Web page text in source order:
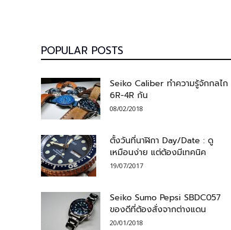
POPULAR POSTS
Seiko Caliber ทำความรู้จักกลไก
6R-4R กัน
08/02/2018
ตั้งวันที่นาฬิกา Day/Date : ดู
เหมือนง่าย แต่ต้องมีเทคนิค
19/07/2017
Seiko Sumo Pepsi SBDC057
ของดีที่ต้องสั่งจากต่างแดน
20/01/2018